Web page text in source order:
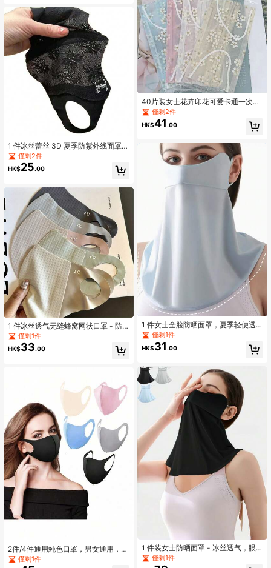
1 件冰丝蕾丝 3D 夏季防紫外线面罩，
冰爽防晒面罩 UPF50+，护眼颈套
僅剩2件
HK$25.00
1 件冰丝透气无缝蜂窝网状口罩 - 防
紫外线、高可见度、有弹性、户外使
用、针织、透气、冰丝（粘胶纤维）
僅剩1件
HK$33.00
2件/4件通用純色口罩，男女通用，適
合日常配戴，多色可選
僅剩1件
40片装女士花卉印花可爱卡通一次性
口罩，轻薄透气，独立包装，时尚潮
流风，夏季
僅剩2件
HK$41 .00
1 件女士全脸防晒面罩，夏季轻便透
气防紫外线面部和颈部保护罩，适合
骑自行车、驾驶，22x29x90 厘米
僅剩1件
HK$31 .00
1 件装女士防晒面罩 - 冰丝透气，眼
角设计，渐变纯色，适合夏季户外活
动
僅剩1件